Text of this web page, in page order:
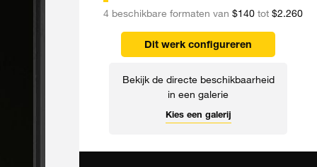
4 beschikbare formaten van $140tot $2.260
Dit werk configureren
Bekijk de directe beschikbaarheid
in een galerie
Kies een galerij